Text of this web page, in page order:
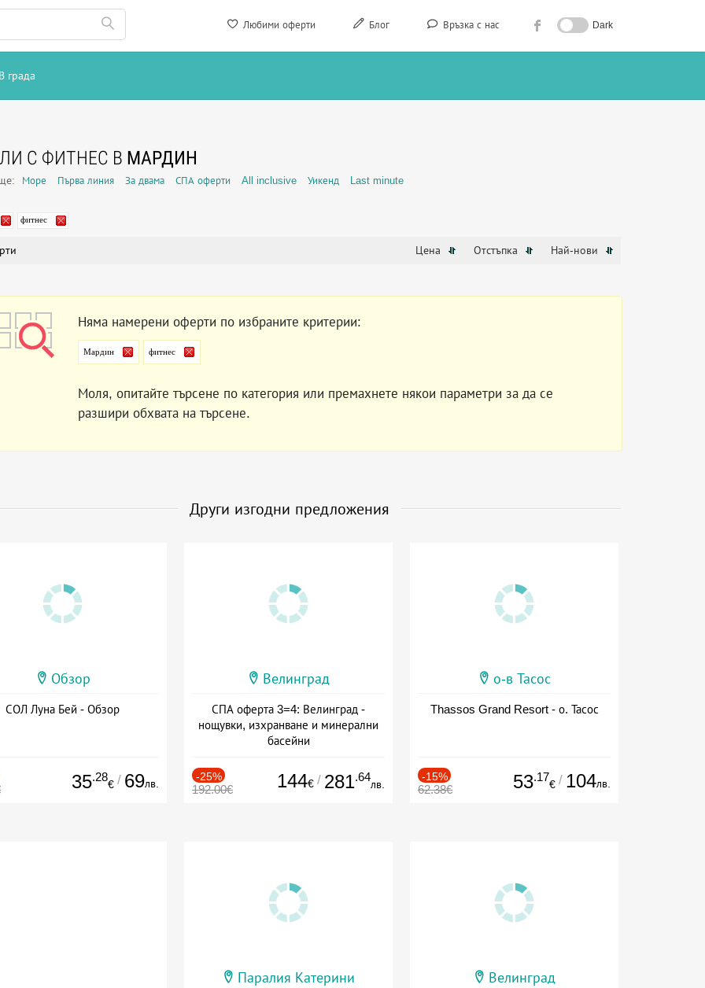
Любими оферти Блог Връзка с нас Dark
В града
С ФИТНЕС В МАРДИН
Море Първа линия За двама СПА оферти All inclusive Уикенд Last minute
фитнес
Цена Отстъпка Най-нови
Няма намерени оферти по избраните критерии:
Мардин фитнес
Моля, опитайте търсене по категория или премахнете някои параметри за да се
разшири обхвата на търсене.
Други изгодни предложения
Обзор
СОЛ Луна Бей - Обзор
35.28
€ / 69лв.
Велинград
СПА оферта 3=4: Велинград -
нощувки, изхранване и минерални
басейни
-25%
192.00€ 144€ / 281.64
лв.
о-в Тасос
Thassos Grand Resort - о. Тасос
-15%
62.38€ 53.17
€ / 104лв.
Паралия Катерини Велинград